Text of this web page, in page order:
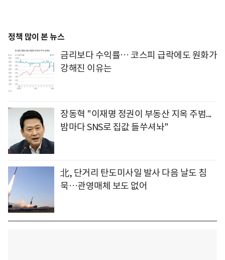
정책 많이 본 뉴스
금리보다 수익률… 코스피 급락에도 원화가
강해진 이유는
장동혁 "이재명 정권이 부동산 지옥 주범...
밤마다 SNS로 집값 들쑤셔놔"
北, 단거리 탄도미사일 발사 다음 날도 침
묵…관영매체 보도 없어